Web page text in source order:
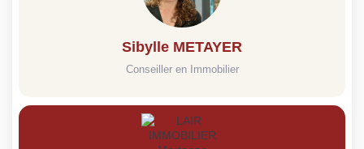
Sibylle METAYER
Conseiller en Immobilier